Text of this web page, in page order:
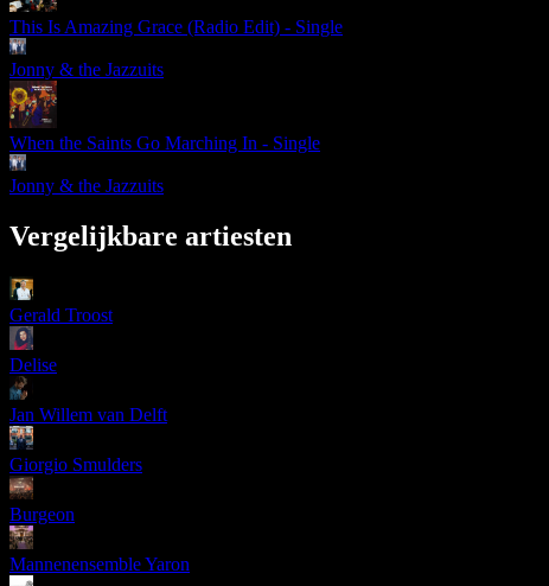
This Is Amazing Grace (Radio Edit) - Single
Jonny & the Jazzuits
When the Saints Go Marching In - Single
Jonny & the Jazzuits
Vergelijkbare artiesten
Gerald Troost
Delise
Jan Willem van Delft
Giorgio Smulders
Burgeon
Mannenensemble Yaron